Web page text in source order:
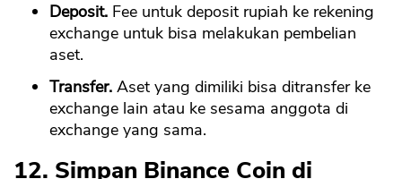
Deposit. Fee untuk deposit rupiah ke rekening
exchange untuk bisa melakukan pembelian
aset.
Transfer. Aset yang dimiliki bisa ditransfer ke
exchange lain atau ke sesama anggota di
exchange yang sama.
12. Simpan Binance Coin di